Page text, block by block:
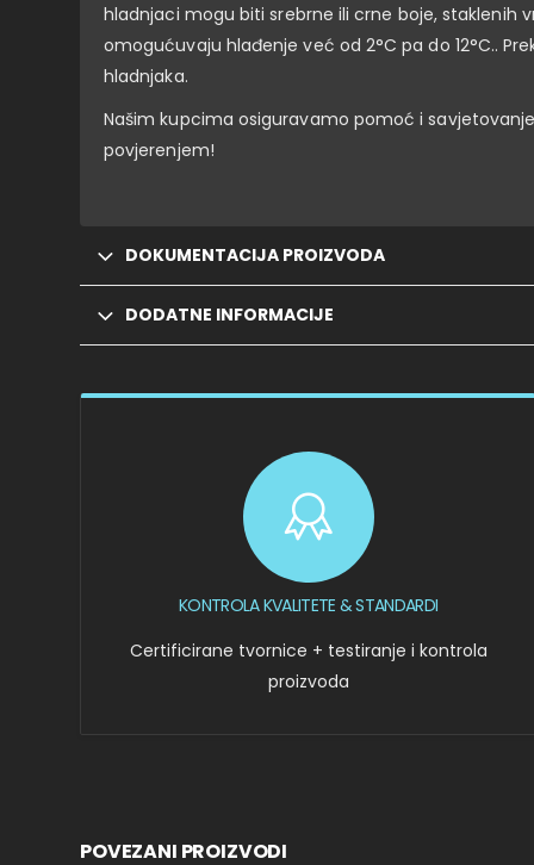
hladnjaci mogu biti srebrne ili crne boje, staklenih
omogućuvaju hlađenje već od 2°C pa do 12°C..
hladnjaka.
Našim kupcima osiguravamo pomoć i
povjerenjem!
DOKUMENTACIJA PROIZVODA
DODATNE INFORMACIJE
KONTROLA KVALITETE & STANDARDI
Certificirane tvornice + testiranje i kontrola
proizvoda
POVEZANI PROIZVODI